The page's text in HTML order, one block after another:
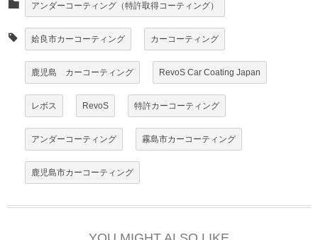
アンダーコーティング（特許取得コーティング）
姶良市カーコーティング カーコーティング
鹿児島 カーコーティング RevoS Car Coating Japan
レボス RevoS 特許カーコーティング
アンダーコーティング 霧島市カーコーティング
鹿児島市カーコーティング